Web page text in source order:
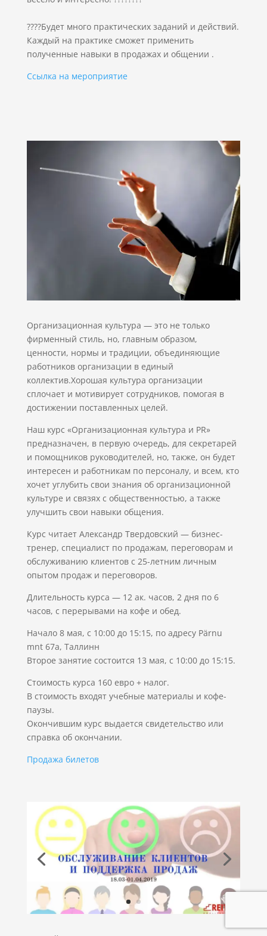
????Будет много практических заданий и действий.
Каждый на практике сможет применить
полученные навыки в продажах и общении .
Ссылка на мероприятие
Организационная культура — это не только
фирменный стиль, но, главным образом,
ценности, нормы и традиции, объединяющие
работников организации в единый
коллектив.Хорошая культура организации
сплочает и мотивирует сотрудников, помогая в
достижении поставленных целей.
Наш курс «Организационная культура и PR»
предназначен, в первую очередь, для секретарей
и помощников руководителей, но, также, он будет
интересен и работникам по персоналу, и всем, кто
хочет углубить свои знания об организационной
культуре и связях с общественностью, а также
улучшить свои навыки общения.
Курс читает Александр Твердовский — бизнес-
тренер, специалист по продажам, переговорам и
обслуживанию клиентов с 25-летним личным
опытом продаж и переговоров.
Длительность курса — 12 ак. часов, 2 дня по 6
часов, с перерывами на кофе и обед.
Начало 8 мая, с 10:00 до 15:15, по адресу Pärnu
mnt 67a, Таллинн
Второе занятие состоится 13 мая, с 10:00 до 15:15.
Стоимость курса 160 евро + налог.
В стоимость входят учебные материалы и кофе-
паузы.
Окончившим курс выдается свидетельство или
справка об окончании.
Продажа билетов